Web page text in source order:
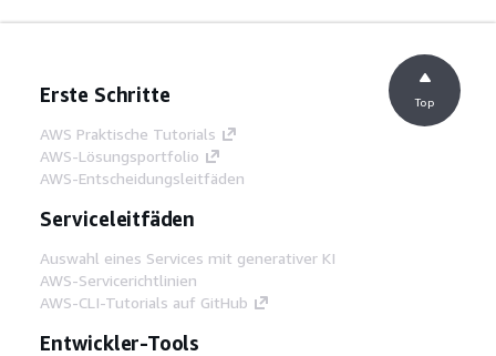
Erste Schritte
AWS Praktische Tutorials
AWS-Lösungsportfolio
AWS-Entscheidungsleitfäden
Serviceleitfäden
Auswahl eines Services mit generativer KI
AWS-Servicerichtlinien
AWS-CLI-Tutorials auf GitHub
Entwickler-Tools
Top